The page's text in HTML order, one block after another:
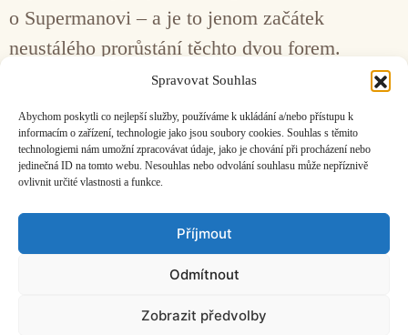
Spravovat Souhlas
Abychom poskytli co nejlepší služby, používáme k ukládání a/nebo přístupu k
informacím o zařízení, technologie jako jsou soubory cookies. Souhlas s těmito
technologiemi nám umožní zpracovávat údaje, jako je chování při procházení nebo
jedinečná ID na tomto webu. Nesouhlas nebo odvolání souhlasu může nepříznivě
ovlivnit určité vlastnosti a funkce.
Příjmout
Odmítnout
Zobrazit předvolby
o Supermanovi – a je to jenom začátek
neustálého prorůstání těchto dvou forem.
Komiksoví kreslíři i rappeři tvoří lepší světy, do
kterých je možné utéct, když je realita příliš
šedivá.
ČASOPIS O JINÉ HUDBĚ | vydává Hudební informační středisko